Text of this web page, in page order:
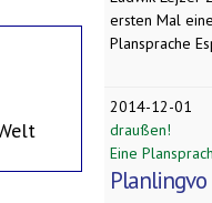
ersten Mal
Plansprache
2014-12-01
draußen!
Eine